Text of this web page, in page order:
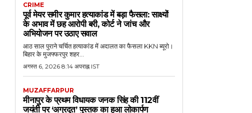
CRIME
पूर्व मेयर समीर कुमार हत्याकांड में बड़ा फैसला: साक्ष्यों
के अभाव में छह आरोपी बरी, कोर्ट ने जांच और
अभियोजन पर उठाए सवाल
आठ साल पुराने चर्चित हत्याकांड में अदालत का फैसला KKN ब्यूरो।
बिहार के मुजफ्फरपुर शहर...
अगस्त 6, 2026 8:14 अपराह्न IST
MUZAFFARPUR
मीनापुर के प्रथम विधायक जनक सिंह की 112वीं
जयंती पर ‘अग्रदूत’ पुस्तक का हुआ लोकार्पण